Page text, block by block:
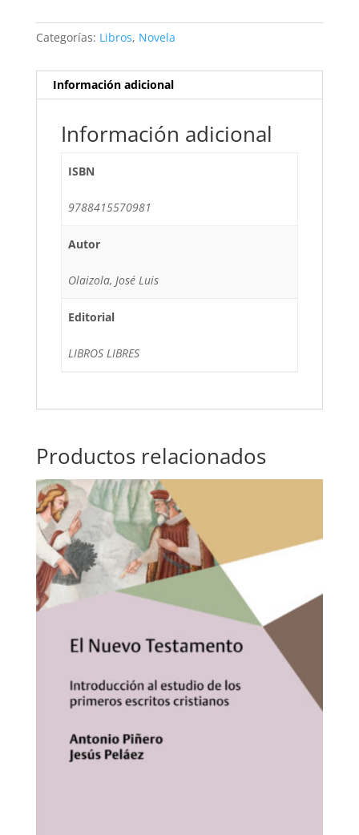
Categorías: Libros, Novela
Información adicional
Información adicional
ISBN
9788415570981
Autor
Olaizola, José Luis
Editorial
LIBROS LIBRES
Productos relacionados